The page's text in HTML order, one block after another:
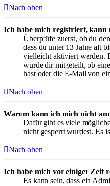
Nach oben
Ich habe mich registriert, kann
Überprüfe zuerst, ob du
dass du unter 13 Jahre alt
vielleicht aktiviert werden.
wurde dir mitgeteilt, ob
hast oder die E-Mail von
Nach oben
Warum kann ich mich nicht
Dafür gibt es viele
nicht gesperrt wurdest. Es
Nach oben
Ich habe mich vor einiger Zeit
Es kann sein, dass ein